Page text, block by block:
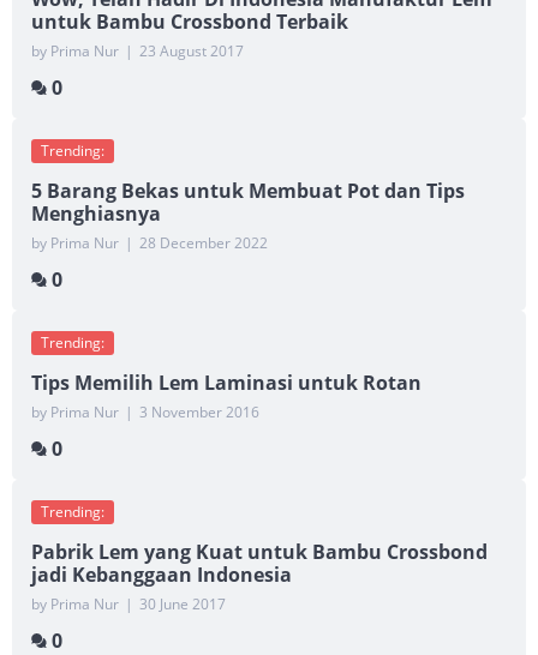
untuk Bambu Crossbond Terbaik
by Prima Nur | 23 August 2017
0
Trending:
5 Barang Bekas untuk Membuat Pot dan Tips
Menghiasnya
by Prima Nur | 28 December 2022
0
Trending:
Tips Memilih Lem Laminasi untuk Rotan
by Prima Nur | 3 November 2016
0
Trending:
Pabrik Lem yang Kuat untuk Bambu Crossbond
jadi Kebanggaan Indonesia
by Prima Nur | 30 June 2017
0